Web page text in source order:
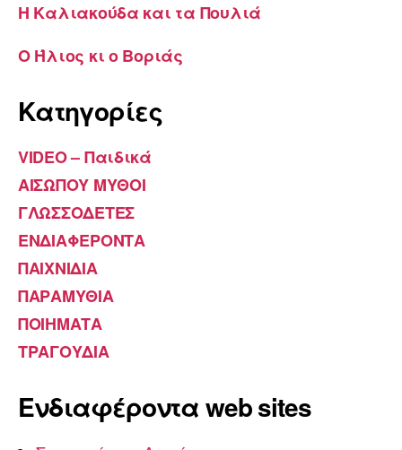
Η Καλιακούδα και τα Πουλιά
Ο Ήλιος κι ο Βοριάς
Κατηγορίες
VIDEO – Παιδικά
ΑΙΣΩΠΟΥ ΜΥΘΟΙ
ΓΛΩΣΣΟΔΕΤΕΣ
ΕΝΔΙΑΦΕΡΟΝΤΑ
ΠΑΙΧΝΙΔΙΑ
ΠΑΡΑΜΥΘΙΑ
ΠΟΙΗΜΑΤΑ
ΤΡΑΓΟΥΔΙΑ
Ενδιαφέροντα web sites